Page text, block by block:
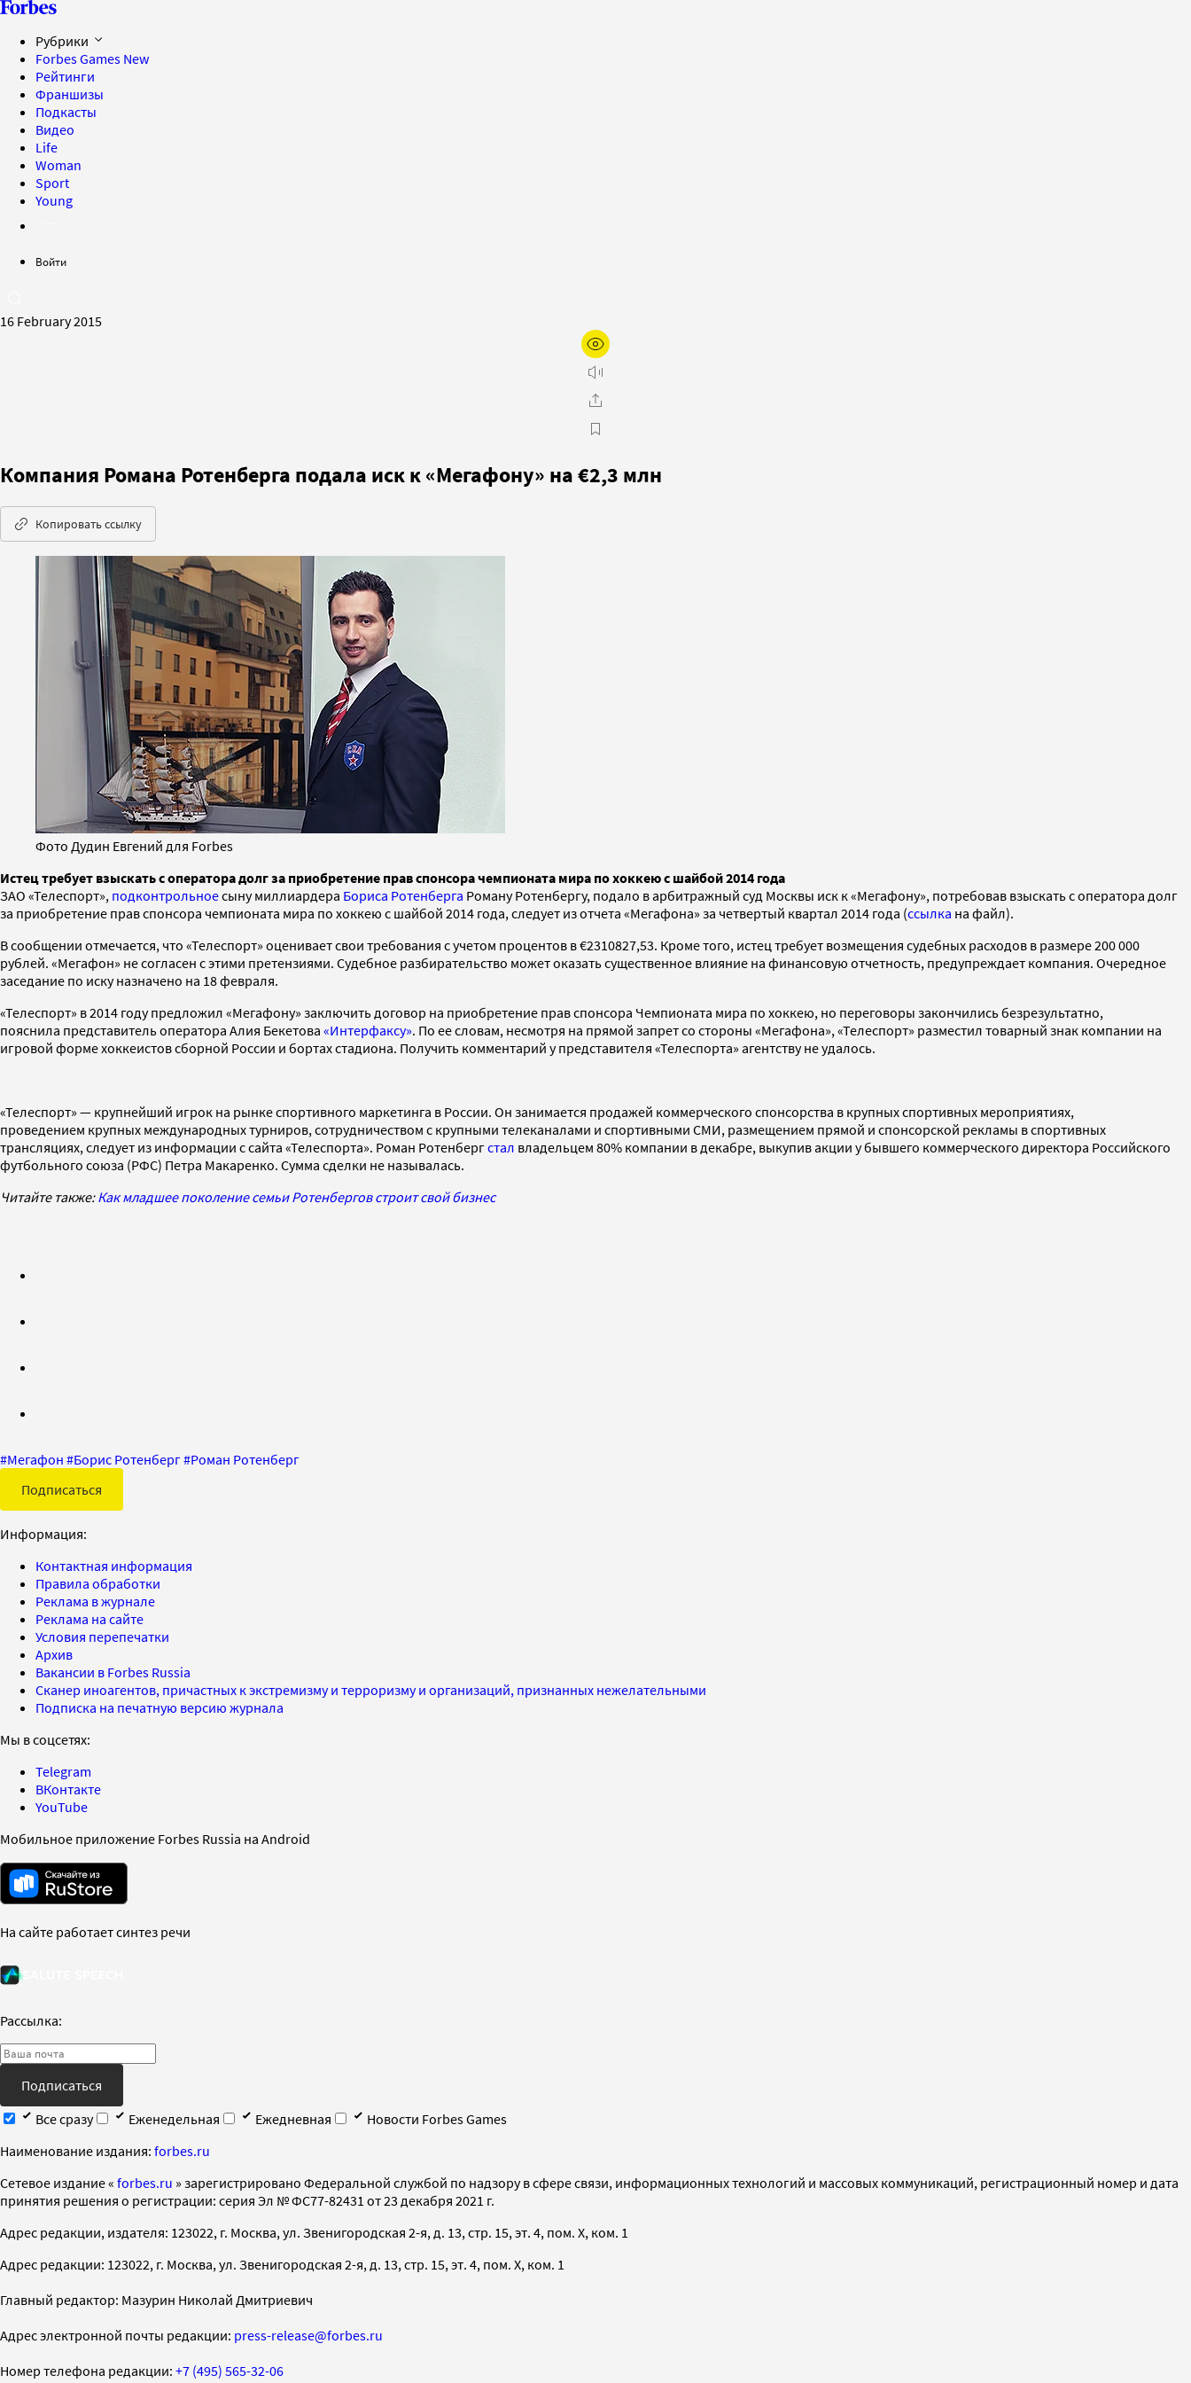
Рубрики
Forbes Games New
Рейтинги
Франшизы
Подкасты
Видео
Life
Woman
Sport
Young
Войти
16 February 2015
Компания Романа Ротенберга подала иск к «Мегафону» на €2,3 млн
Копировать ссылку
Фото Дудин Евгений для Forbes
Истец требует взыскать с оператора долг за приобретение прав спонсора чемпионата мира по хоккею с шайбой 2014 года
ЗАО «Телеспорт», подконтрольноесыну миллиардера Бориса Ротенберга Роману Ротенбергу, подало в арбитражный суд Москвы иск к «Мегафону», потребовав взыскать с оператора долг
за приобретение прав спонсора чемпионата мира по хоккею с шайбой 2014 года, следует из отчета «Мегафона» за четвертый квартал 2014 года (ссылка на файл).
В сообщении отмечается, что «Телеспорт» оценивает свои требования с учетом процентов в €2310827,53. Кроме того, истец требует возмещения судебных расходов в размере 200 000
рублей. «Мегафон» не согласен с этими претензиями. Судебное разбирательство может оказать существенное влияние на финансовую отчетность, предупреждает компания. Очередное
заседание по иску назначено на 18 февраля.
«Телеспорт» в 2014 году предложил «Мегафону» заключить договор на приобретение прав спонсора Чемпионата мира по хоккею, но переговоры закончились безрезультатно,
пояснила представитель оператора Алия Бекетова «Интерфаксу». По ее словам, несмотря на прямой запрет со стороны «Мегафона», «Телеспорт» разместил товарный знак компании на
игровой форме хоккеистов сборной России и бортах стадиона. Получить комментарий у представителя «Телеспорта» агентству не удалось.
«Телеспорт» — крупнейший игрок на рынке спортивного маркетинга в России. Он занимается продажей коммерческого спонсорства в крупных спортивных мероприятиях,
проведением крупных международных турниров, сотрудничеством с крупными телеканалами и спортивными СМИ, размещением прямой и спонсорской рекламы в спортивных
трансляциях, следует из информации с сайта «Телеспорта». Роман Ротенбергстал владельцем 80% компании в декабре, выкупив акции у бывшего коммерческого директора Российского
футбольного союза (РФС) Петра Макаренко. Сумма сделки не называлась.
Читайте также:Как младшее поколение семьи Ротенбергов строит свой бизнес
#Мегафон #Борис Ротенберг#Роман Ротенберг
Подписаться
Информация:
Контактная информация
Правила обработки
Реклама в журнале
Реклама на сайте
Условия перепечатки
Архив
Вакансии в Forbes Russia
Сканер иноагентов, причастных к экстремизму и терроризму и организаций, признанных нежелательными
Подписка на печатную версию журнала
Мы в соцсетях:
Telegram
ВКонтакте
YouTube
Мобильное приложение Forbes Russia на Android
На сайте работает синтез речи
Рассылка:
Подписаться
Все сразу
Еженедельная Ежедневная
Новости Forbes Games
Наименование издания: forbes.ru
Cетевое издание « forbes.ru » зарегистрировано Федеральной службой по надзору в сфере связи, информационных технологий и массовых коммуникаций, регистрационный номер и дата
принятия решения о регистрации: серия Эл № ФС77-82431 от 23 декабря 2021 г.
Адрес редакции, издателя: 123022, г. Москва, ул. Звенигородская 2-я, д. 13, стр. 15, эт. 4, пом. X, ком. 1
Адрес редакции: 123022, г. Москва, ул. Звенигородская 2-я, д. 13, стр. 15, эт. 4, пом. X, ком. 1
Главный редактор: Мазурин Николай Дмитриевич
Адрес электронной почты редакции: press-release@forbes.ru
Номер телефона редакции: +7 (495) 565-32-06